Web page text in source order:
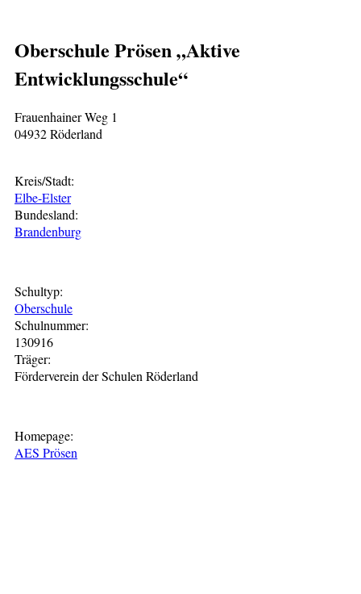
Oberschule Prösen „Aktive
Entwicklungsschule“
Frauenhainer Weg 1
04932 Röderland
Kreis/Stadt:
Elbe-Elster
Bundesland:
Brandenburg
Schultyp:
Oberschule
Schulnummer:
130916
Träger:
Förderverein der Schulen Röderland
Homepage:
AES Prösen